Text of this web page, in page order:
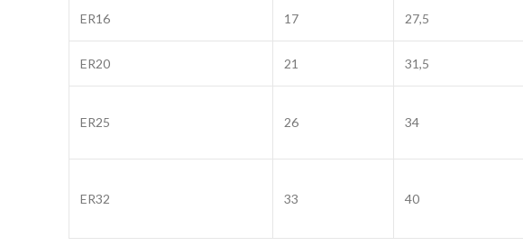
ER16 17 27,5
ER20 21 31,5
ER25 26 34
ER32 33 40